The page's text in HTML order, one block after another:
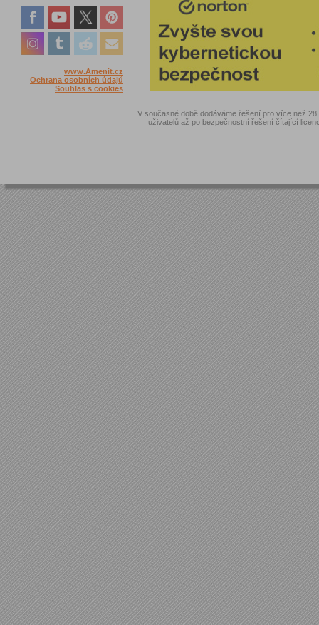
www.Amenit.cz
Ochrana osobních údajů
Souhlas s cookies
V současné době dodáváme řešení pro více než
uživatelů až po bezpečnostní řešení čítající